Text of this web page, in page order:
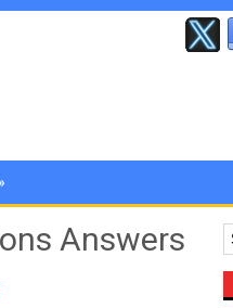
»
Answers